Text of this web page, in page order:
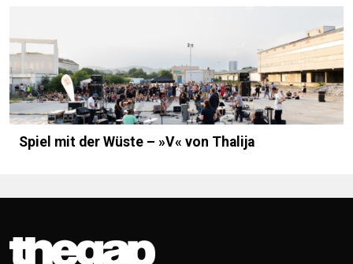
Spiel mit der Wüste – »V« von Thalija